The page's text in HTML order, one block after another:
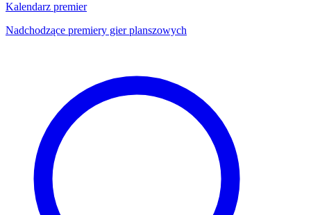
Kalendarz premier
Nadchodzące premiery gier planszowych